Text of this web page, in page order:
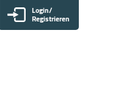
Login/
Registrieren